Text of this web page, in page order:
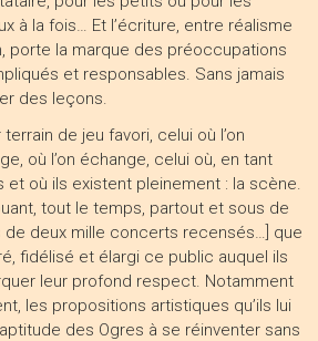
à la fois… Et l’écriture, entre réalisme
porte la marque des préoccupations
et responsables. Sans jamais
des leçons.
de jeu favori, celui où l’on
où l’on échange, celui où, en tant
et où ils existent pleinement : la scène.
tout le temps, partout et sous de
deux mille concerts recensés…] que
fidélisé et élargi ce public auquel ils
leur profond respect. Notamment
les propositions artistiques qu’ils lui
des Ogres à se réinventer sans